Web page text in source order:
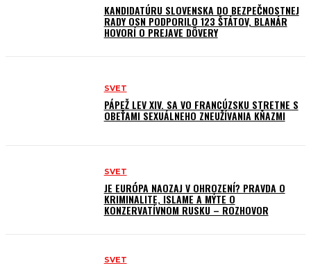
KANDIDATÚRU SLOVENSKA DO BEZPEČNOSTNEJ
RADY OSN PODPORILO 123 ŠTÁTOV, BLANÁR
HOVORÍ O PREJAVE DÔVERY
SVET
PÁPEŽ LEV XIV. SA VO FRANCÚZSKU STRETNE S
OBEŤAMI SEXUÁLNEHO ZNEUŽÍVANIA KŇAZMI
SVET
JE EURÓPA NAOZAJ V OHROZENÍ? PRAVDA O
KRIMINALITE, ISLAME A MÝTE O
KONZERVATÍVNOM RUSKU – ROZHOVOR
SVET